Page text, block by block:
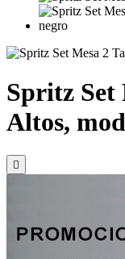
Spritz Set
Altos,
